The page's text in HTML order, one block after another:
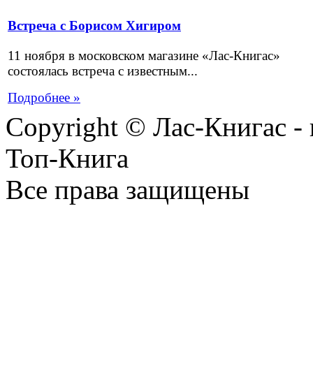
Встреча с Борисом Хигиром
11 ноября в московском магазине «Лас-Книгас»
состоялась встреча с известным...
Подробнее »
Copyright © Лас-Книгас
Топ-Книга
Все права защищены